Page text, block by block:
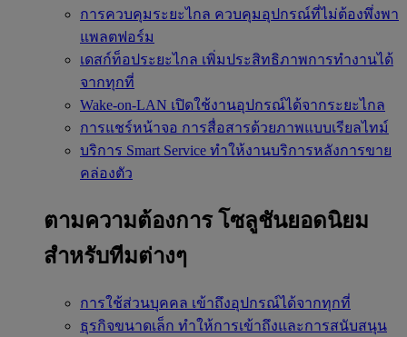
การควบคุมระยะไกล ควบคุมอุปกรณ์ที่ไม่ต้องพึ่งพา
แพลตฟอร์ม
เดสก์ท็อประยะไกล เพิ่มประสิทธิภาพการทำงานได้
จากทุกที่
Wake-on-LAN เปิดใช้งานอุปกรณ์ได้จากระยะไกล
การแชร์หน้าจอ การสื่อสารด้วยภาพแบบเรียลไทม์
บริการ Smart Service ทำให้งานบริการหลังการขาย
คล่องตัว
ตามความต้องการ โซลูชันยอดนิยม
สำหรับทีมต่างๆ
การใช้ส่วนบุคคล เข้าถึงอุปกรณ์ได้จากทุกที่
ธุรกิจขนาดเล็ก ทำให้การเข้าถึงและการสนับสนุน